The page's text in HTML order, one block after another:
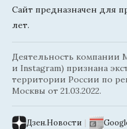
Сайт предназначен для
лет.
Деятельность компании
и Instagram) признана
территории России по
Москвы от 21.03.2022.
Дзен.Новости |